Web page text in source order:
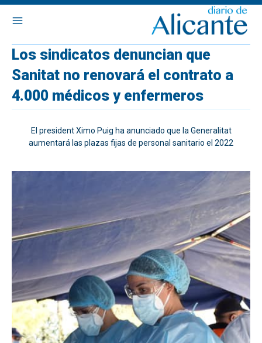
Los sindicatos denuncian que
Sanitat no renovará el contrato a
4.000 médicos y enfermeros
El president Ximo Puig ha anunciado que la Generalitat
aumentará las plazas fijas de personal sanitario el 2022